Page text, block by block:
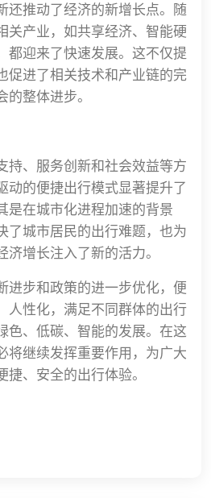
还推动了经济的新增长点。随
关产业，如共享经济、智能硬
都迎来了快速发展。这不仅提
促进了相关技术和产业链的完
整体进步。
持、服务创新和社会效益等方
动的便捷出行模式显著提升了
是在城市化进程加速的背景
了城市居民的出行难题，也为
增长注入了新的活力。
进步和政策的进一步优化，便
人性化，满足不同群体的出行
色、低碳、智能的发展。在这
将继续发挥重要作用，为广大
、安全的出行体验。